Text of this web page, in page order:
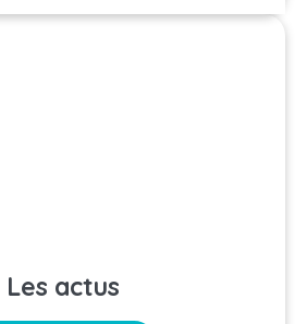
Les actus